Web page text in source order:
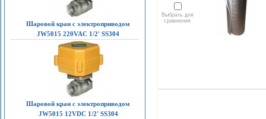
Шаровой кран с электроприводом
JW5015 220VAC 1/2' SS304
Шаровой кран с электроприводом
JW5015 12VDC 1/2' SS304
Выбрать для
сравнения